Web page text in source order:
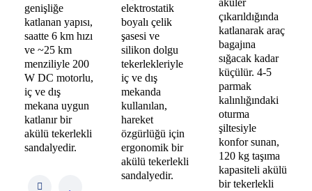
genişliğe
katlanan yapısı,
saatte 6 km hızı
ve ~25 km
menziliyle 200
W DC motorlu,
iç ve dış
mekana uygun
katlanır bir
akülü tekerlekli
sandalyedir.
elektrostatik
boyalı çelik
şasesi ve
silikon dolgu
tekerlekleriyle
iç ve dış
mekanda
kullanılan,
hareket
özgürlüğü için
ergonomik bir
akülü tekerlekli
sandalyedir.
aküler
çıkarıldığında
katlanarak araç
bagajına
sığacak kadar
küçülür. 4-5
parmak
kalınlığındaki
oturma
şiltesiyle
konfor sunan,
120 kg taşıma
kapasiteli akülü
bir tekerlekli